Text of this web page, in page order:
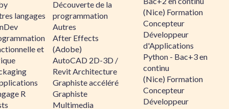
langages
et
R
Découverte de la
programmation
Autres
After Effects
(Adobe)
AutoCAD 2D-3D /
Revit Architecture
Graphiste accéléré
Graphiste
Multimedia
(Nice) Formation
Concepteur
Développeur
d'Applications
Python - Bac+3 en
continu
(Nice) Formation
Concepteur
Développeur